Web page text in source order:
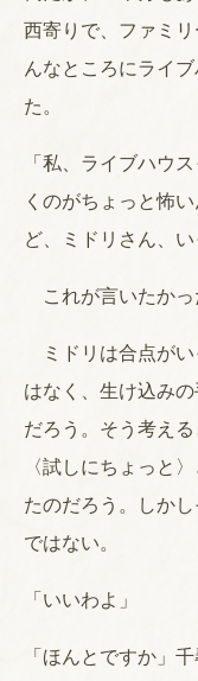
西寄りで、ファミ
んなところにライ
た。
「私、ライブハウ
くのがちょっと怖
ど、ミドリさん、
これが言いたかっ
ミドリは合点がい
はなく、生け込み
だろう。そう考え
〈試しにちょっと
たのだろう。しか
ではない。
「いいわよ」
「ほんとですか」